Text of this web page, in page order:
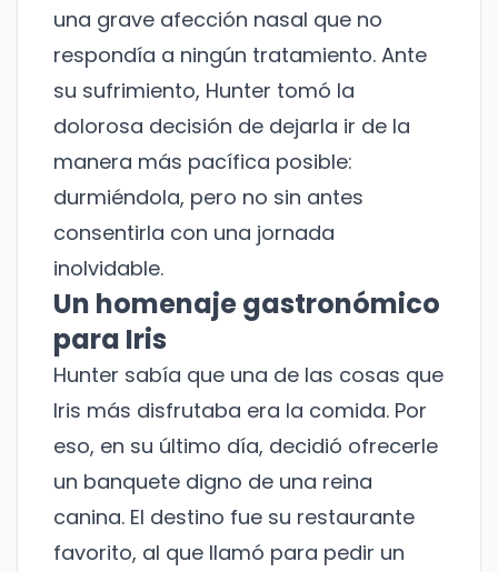
una grave afección nasal que no
respondía a ningún tratamiento. Ante
su sufrimiento, Hunter tomó la
dolorosa decisión de dejarla ir de la
manera más pacífica posible:
durmiéndola, pero no sin antes
consentirla con una jornada
inolvidable.
Un homenaje gastronómico
para Iris
Hunter sabía que una de las cosas que
Iris más disfrutaba era la comida. Por
eso, en su último día, decidió ofrecerle
un banquete digno de una reina
canina. El destino fue su restaurante
favorito, al que llamó para pedir un